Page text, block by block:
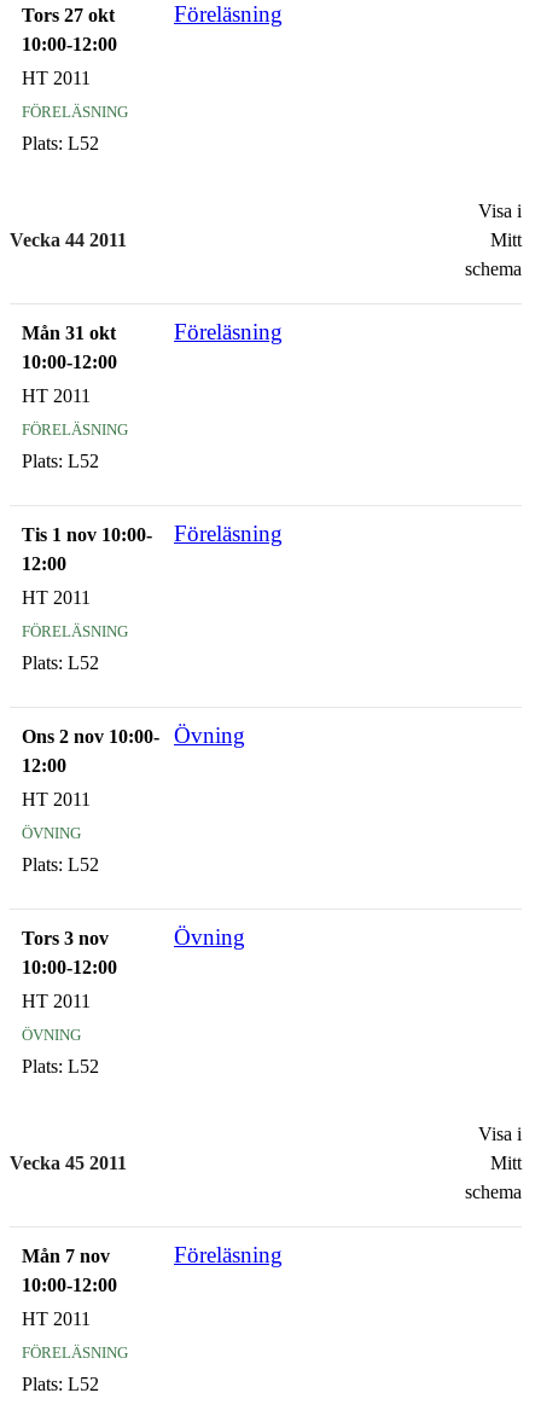
Tors 27 okt
10:00-12:00
Föreläsning
HT 2011
föreläsning
Plats: L52
Vecka 44 2011
Visa i
Mitt
schema
Mån 31 okt
10:00-12:00
Föreläsning
HT 2011
föreläsning
Plats: L52
Tis 1 nov 10:00-
12:00
Föreläsning
HT 2011
föreläsning
Plats: L52
Ons 2 nov 10:00-
12:00
Övning
HT 2011
övning
Plats: L52
Tors 3 nov
10:00-12:00
Övning
HT 2011
övning
Plats: L52
Vecka 45 2011
Visa i
Mitt
schema
Mån 7 nov
10:00-12:00
Föreläsning
HT 2011
föreläsning
Plats: L52